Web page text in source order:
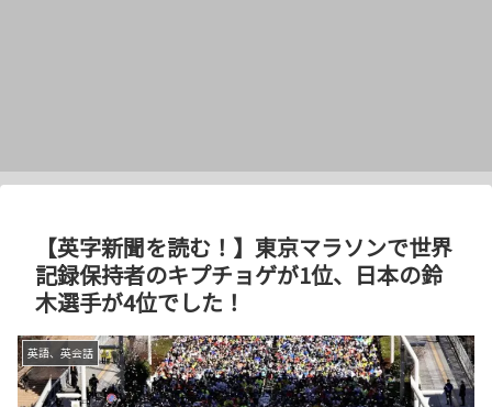
【英字新聞を読む！】東京マラソンで世界
記録保持者のキプチョゲが1位、日本の鈴
木選手が4位でした！
英語、英会話